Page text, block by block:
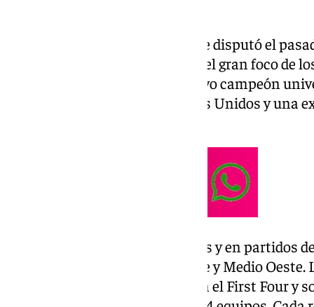
Tras la Superbowl de NFL que se disputó el
Madness toma el testigo y será el gran foco de
americano para conocer el nuevo campeón
calendario deportivo en Estados Unidos y una
El torneo se organiza por rondas y en partidos
cuatro regiones: Este, Sur, Oeste y Medio
de repesca, ocho equipos juegan el First Four y